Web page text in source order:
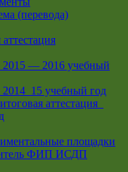
(перевода)
— 2016 учебный
учебный год
аттестация_
площадки
ФИП ИСДП